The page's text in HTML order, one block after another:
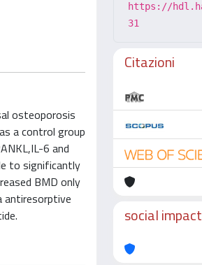
osteoporosis
a control group
6 and
to significantly
BMD only
antiresorptive
https://
31
Citazioni
social impact